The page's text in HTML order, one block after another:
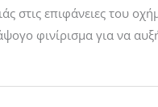
στις επιφάνειες του
φινίρισμα για να